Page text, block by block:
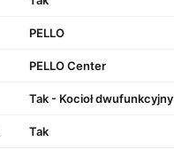
PELLO
PELLO Center
Tak - Kocioł dwufunkcyjny
Tak